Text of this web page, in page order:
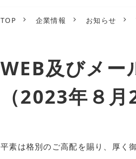
TOP 企業情報 お知らせ
WEB及びメー
（2023年８月
平素は格別のご高配を賜り、厚く